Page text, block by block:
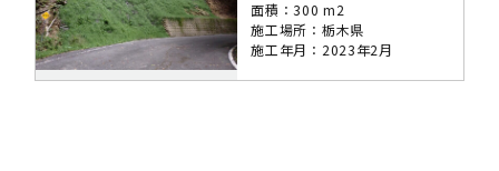
面積：300 m2
施工場所：栃木県
施工年月：2023年2月